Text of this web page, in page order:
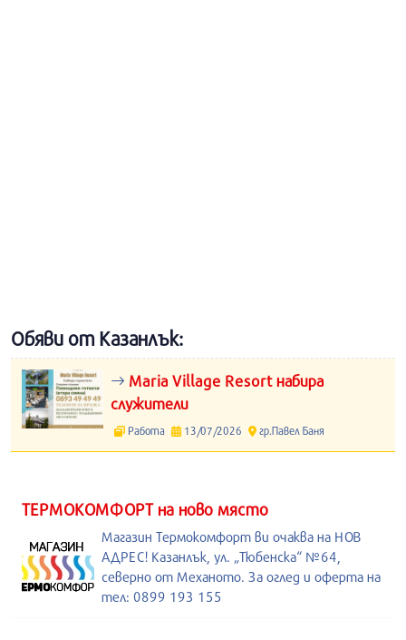
Обяви от Казанлък:
Maria Village Resort набира
служители
Работа 13/07/2026 гр.Павел Баня
ТЕРМОКОМФОРТ на ново място
Магазин Термокомфорт ви очаква на НОВ
АДРЕС! Казанлък, ул. „Тюбенска“ №64,
северно от Механото. За оглед и оферта на
тел: 0899 193 155